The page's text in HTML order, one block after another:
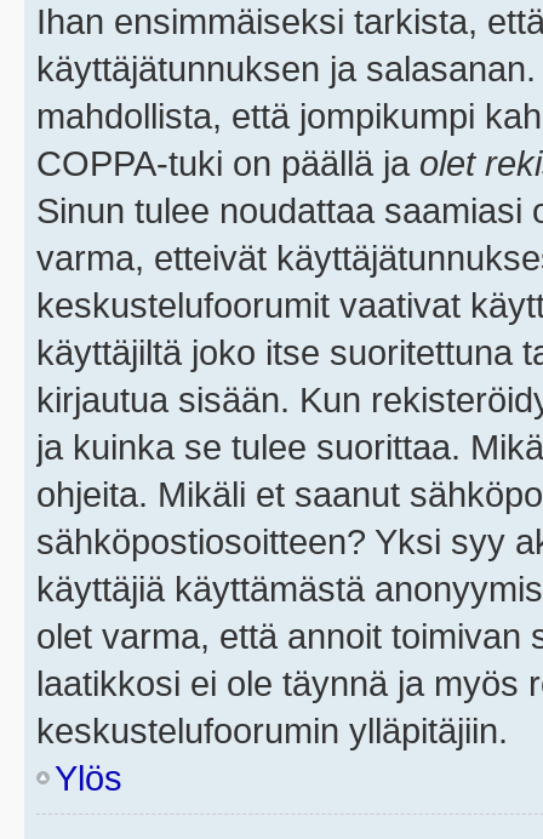
Ihan ensimmäiseksi tarkista,
käyttäjätunnuksen ja
mahdollista, että jompikumpi
COPPA-tuki on päällä ja olet
Sinun tulee noudattaa saamiasi
varma, etteivät
keskustelufoorumit vaativat
käyttäjiltä joko itse suoritettuna
kirjautua sisään. Kun
ja kuinka se tulee suorittaa.
ohjeita. Mikäli et saanut
sähköpostiosoitteen? Yksi syy
käyttäjiä käyttämästä
olet varma, että annoit toimivan
laatikkosi ei ole täynnä ja myös
keskustelufoorumin ylläpitäjiin.
Ylös